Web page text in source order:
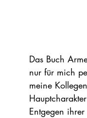
Das Buch
nur für mich
meine
Entgegen